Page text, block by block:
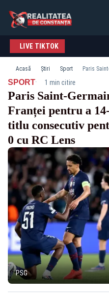
LIVE TIKTOK
Acasă Știri Sport
SPORT· 1 min citire
Paris Saint-
Franței pentru a
titlu consecutiv
0 cu RC Lens
PSG